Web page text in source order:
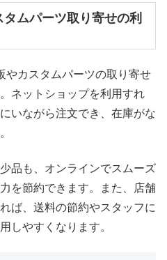
ムパーツ取り寄せの利
やカスタムパーツの取り寄せ
ネットショップを利用すれ
いながら注文でき、在庫がな
品も、オンラインでスムーズ
を節約できます。また、店舗
ば、送料の節約やスタッフに
しやすくなります。